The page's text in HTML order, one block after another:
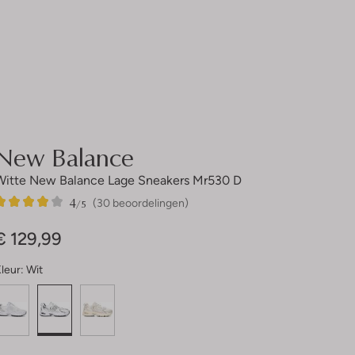
Balance
New Balance Lage Sneakers Mr530 D
(30 beoordelingen)
4/5
129,99
Wit